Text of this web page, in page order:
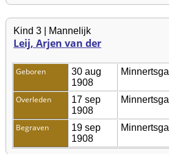
Kind 3 | Mannelijk
Leij, Arjen van der
Geboren
30 aug
1908
Minnertsga
Overleden
17 sep
1908
Minnertsga
Begraven
19 sep
1908
Minnertsga